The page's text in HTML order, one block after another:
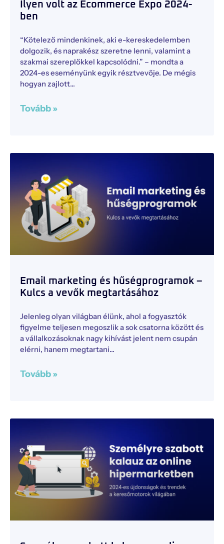
Ilyen volt az Ecommerce Expo 2024-
ben
“Kötelező mindenkinek, aki e-kereskedelemben
dolgozik, és naprakész szeretne lenni, valamint a
szakmai szereplőkkel kapcsolódni.” – mondta a
2024-es eseményünk egyik résztvevője. De mégis
hogyan zajlott
Tovább »
Email marketing és hűségprogramok –
Kulcs a vevők megtartásához
Jelenleg olyan világban élünk, ahol a fogyasztók
figyelme teljesen megoszlik a sok csatorna között és
a vállalkozásoknak nagy kihívást jelent nem csupán
elérni, hanem megtartani
Tovább »